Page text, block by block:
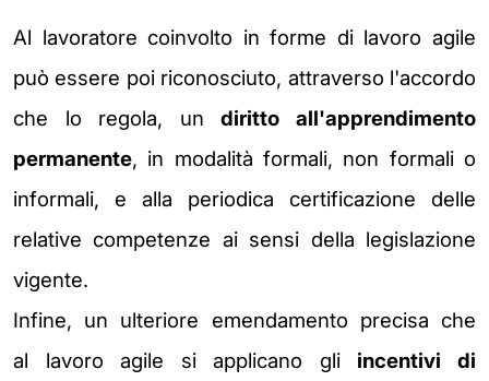
Al lavoratore coinvolto in forme di lavoro agile
può essere poi riconosciuto, attraverso l'accordo
che lo regola, undiritto all'apprendimento
permanente, in modalità formali, non formali o
informali, e alla periodica certificazione delle
relative competenze ai sensi della legislazione
vigente.
Infine, un ulteriore emendamento precisa che
al lavoro agile si applicano gli incentivi di